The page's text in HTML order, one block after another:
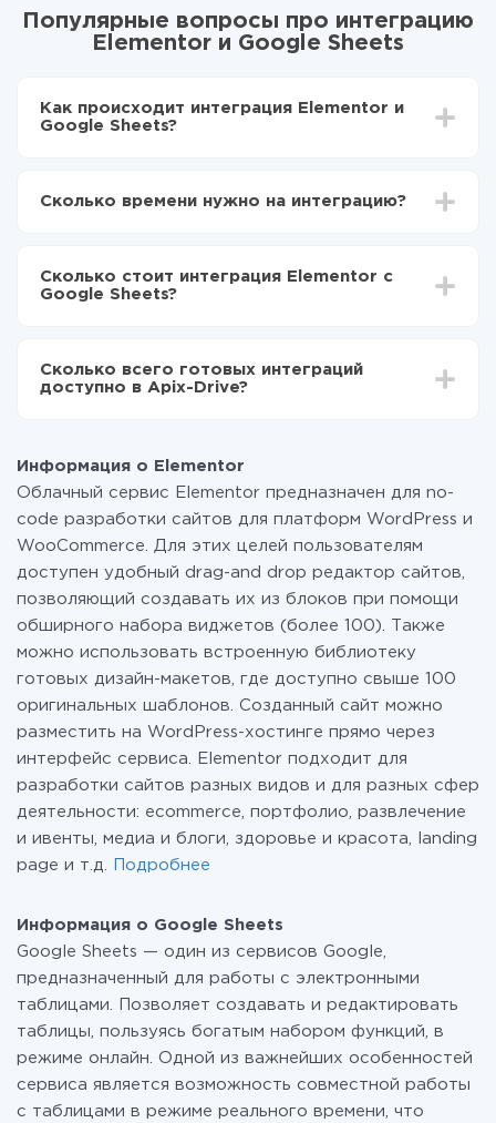
Популярные вопросы про интеграцию
Elementor и Google Sheets
Как происходит интеграция Elementor и
Google Sheets?
Выбираете какие данные передавать из
Теперь данные будут автоматически
передаваться из Elementor в Google Sheets
Сколько времени нужно на интеграцию?
отличаться и составлять от 5-ти до 30-минут. В
среднем настройка занимает 10-15 минут.
Сколько стоит интеграция Elementor с
Google Sheets?
функционал. Вы оплачиваете только количество
данных, которые по факту передаются из одной
перейти на платный, при необходимости. Подробнее
отарифах.
Сколько всего готовых интеграций
доступно в Apix-Drive?
Информация о Elementor
Облачный сервис Elementor предназначен для no-
code разработки сайтов для платформ WordPress и
WooCommerce. Для этих целей пользователям
доступен удобный drag-and drop редактор сайтов,
позволяющий создавать их из блоков при помощи
обширного набора виджетов (более 100). Также
можно использовать встроенную библиотеку
готовых дизайн-макетов, где доступно свыше 100
оригинальных шаблонов. Созданный сайт можно
разместить на WordPress-хостинге прямо через
интерфейс сервиса. Elementor подходит для
разработки сайтов разных видов и для разных сфер
деятельности: ecommerce, портфолио, развлечение
и ивенты, медиа и блоги, здоровье и красота, landing
page и т.д.
Подробнее
Информация о Google Sheets
Google Sheets — один из сервисов Google,
предназначенный для работы с электронными
таблицами. Позволяет создавать и редактировать
таблицы, пользуясь богатым набором функций, в
режиме онлайн. Одной из важнейших особенностей
сервиса является возможность совместной работы
c таблицами в режиме реального времени, что